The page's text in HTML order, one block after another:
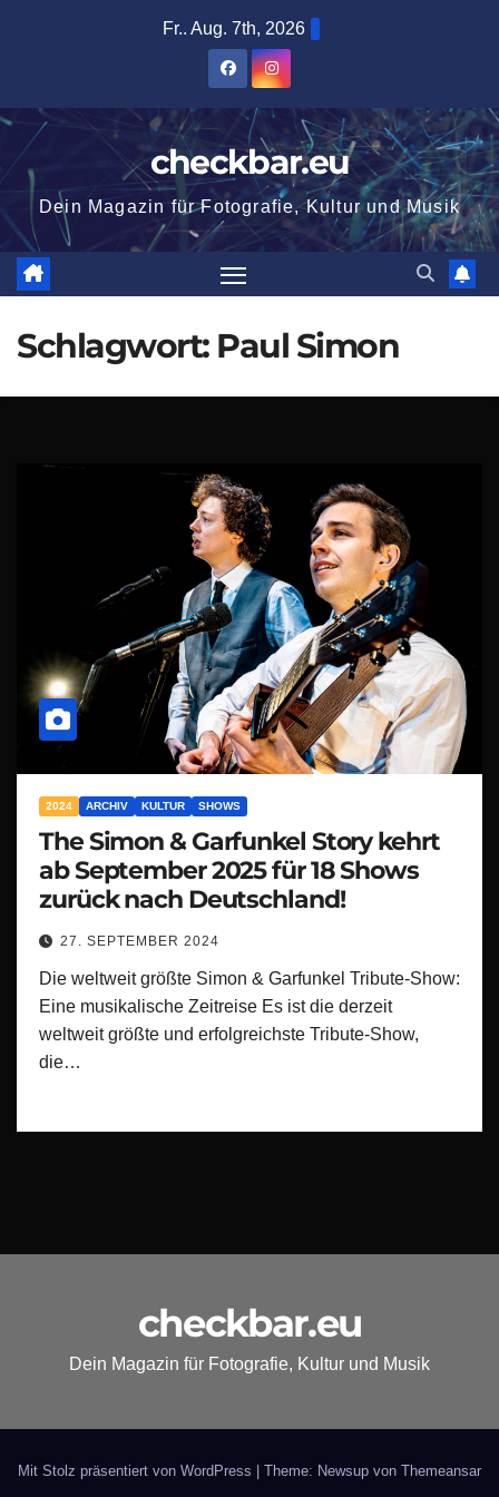
Fr.. Aug. 7th, 2026
checkbar.eu
Dein Magazin für Fotografie, Kultur und Musik
Schlagwort: Paul Simon
2024 ARCHIV KULTUR SHOWS
The Simon & Garfunkel Story kehrt
ab September 2025 für 18 Shows
zurück nach Deutschland!
27. SEPTEMBER 2024
Die weltweit größte Simon & Garfunkel Tribute-Show:
Eine musikalische Zeitreise Es ist die derzeit
weltweit größte und erfolgreichste Tribute-Show,
die…
checkbar.eu
Dein Magazin für Fotografie, Kultur und Musik
Mit Stolz präsentiert von WordPress Theme: Newsup von Themeansar